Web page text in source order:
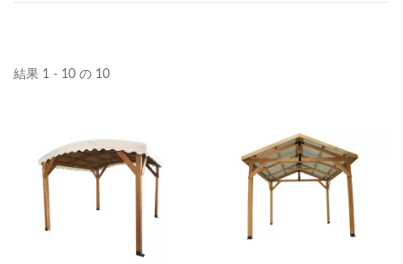
結果 1 - 10 の 10